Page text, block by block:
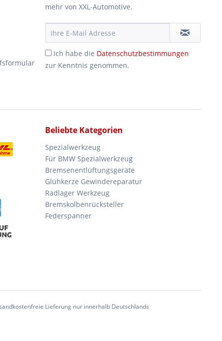
mehr von XXL-Automotive.
Ich habe die Datenschutzbestimmungen
zur Kenntnis genommen.
Beliebte Kategorien
Spezialwerkzeug
Für BMW Spezialwerkzeug
Bremsenentlüftungsgeräte
Glühkerze Gewindereparatur
Radlager Werkzeug
Bremskolbenrücksteller
Federspanner
Lieferung nur innerhalb Deutschlands